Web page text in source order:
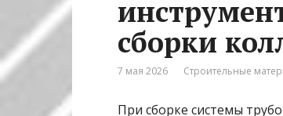
сборки
7 мая 2026 Строительные
При сборке системы